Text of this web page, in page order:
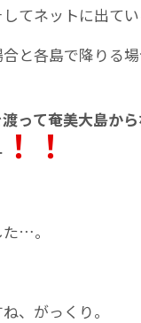
してネットに出て
と各島で降りる
って奄美大島か
！！
…。
、がっくり。